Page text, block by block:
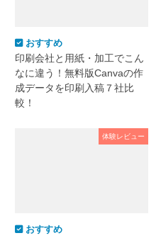
おすすめ
印刷会社と用紙・加工でこん
なに違う！無料版Canvaの作
成データを印刷入稿７社比
較！
体験レビュー
おすすめ